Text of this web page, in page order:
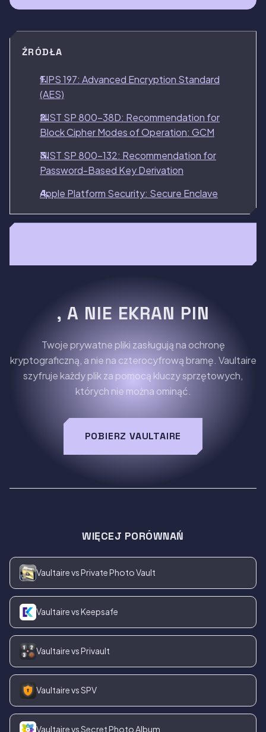
ŹRÓDŁA
FIPS 197: Advanced Encryption Standard
(AES)
NIST SP 800-38D: Recommendation for
Block Cipher Modes of Operation: GCM
NIST SP 800-132: Recommendation for
Password-Based Key Derivation
Apple Platform Security: Secure Enclave
, A NIE EKRAN PIN
Twoje prywatne pliki zasługują na ochronę
kryptograficzną, a nie na czterocyfrową bramę. Vaultaire
szyfruje każdy plik za pomocą kluczy sprzętowych,
których nie można ominąć.
POBIERZ VAULTAIRE
WIĘCEJ PORÓWNAŃ
Vaultaire vs Private Photo Vault
Vaultaire vs Keepsafe
Vaultaire vs Privault
Vaultaire vs SPV
Vaultaire vs Secret Photo Album